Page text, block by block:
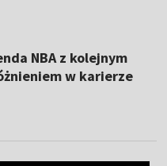
NBA z kolejnym
w karierze